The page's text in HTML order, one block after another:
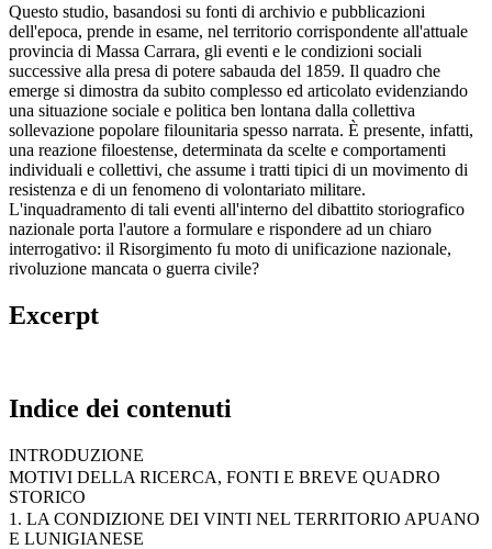
Questo studio, basandosi su fonti di archivio e pubblicazioni
dell'epoca, prende in esame, nel territorio corrispondente all'attuale
provincia di Massa Carrara, gli eventi e le condizioni sociali
successive alla presa di potere sabauda del 1859. Il quadro che
emerge si dimostra da subito complesso ed articolato evidenziando
una situazione sociale e politica ben lontana dalla collettiva
sollevazione popolare filounitaria spesso narrata. È presente, infatti,
una reazione filoestense, determinata da scelte e comportamenti
individuali e collettivi, che assume i tratti tipici di un movimento di
resistenza e di un fenomeno di volontariato militare.
L'inquadramento di tali eventi all'interno del dibattito storiografico
nazionale porta l'autore a formulare e rispondere ad un chiaro
interrogativo: il Risorgimento fu moto di unificazione nazionale,
rivoluzione mancata o guerra civile?
Excerpt
Indice dei contenuti
INTRODUZIONE
MOTIVI DELLA RICERCA, FONTI E BREVE QUADRO
STORICO
1. LA CONDIZIONE DEI VINTI NEL TERRITORIO APUANO
E LUNIGIANESE